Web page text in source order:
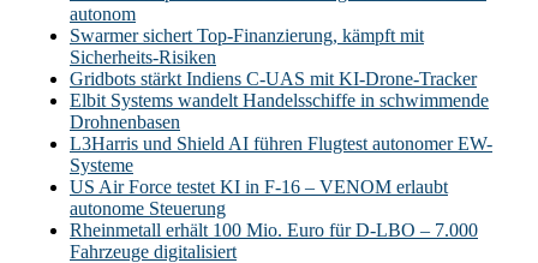
autonom
Swarmer sichert Top-Finanzierung, kämpft mit
Sicherheits-Risiken
Gridbots stärkt Indiens C-UAS mit KI-Drone-Tracker
Elbit Systems wandelt Handelsschiffe in schwimmende
Drohnenbasen
L3Harris und Shield AI führen Flugtest autonomer EW-
Systeme
US Air Force testet KI in F-16 – VENOM erlaubt
autonome Steuerung
Rheinmetall erhält 100 Mio. Euro für D-LBO – 7.000
Fahrzeuge digitalisiert